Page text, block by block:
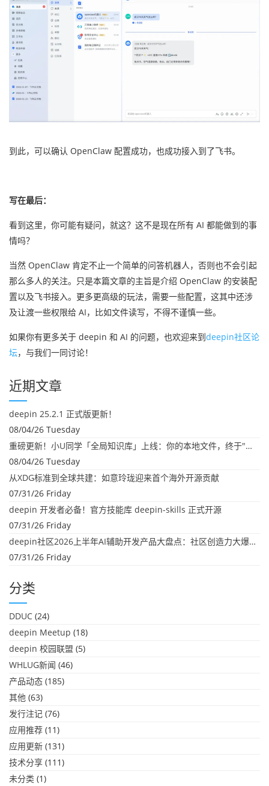
到此，可以确认 OpenClaw 配置成功，也成功接入到了飞书。
写在最后：
看到这里，你可能有疑问，就这？这不是现在所有 AI 都能做到的事
情吗？
当然 OpenClaw 肯定不止一个简单的问答机器人，否则也不会引起
那么多人的关注。只是本篇文章的主旨是介绍 OpenClaw 的安装配
置以及飞书接入。更多更高级的玩法，需要一些配置，这其中还涉
及让渡一些权限给 AI，比如文件读写，不得不谨慎一些。
如果你有更多关于 deepin 和 AI 的问题，也欢迎来到deepin社区论
坛，与我们一同讨论！
近期文章
deepin 25.2.1 正式版更新！
08/04/26 Tuesday
重磅更新！小U同学「全局知识库」上线：你的本地文件，终于"活"起来了
08/04/26 Tuesday
从XDG标准到全球共建：如意玲珑迎来首个海外开源贡献
07/31/26 Friday
deepin 开发者必备！官方技能库 deepin-skills 正式开源
07/31/26 Friday
deepin社区2026上半年AI辅助开发产品大盘点：社区创造力大爆发！
07/31/26 Friday
分类
DDUC (24)
deepin Meetup (18)
deepin 校园联盟 (5)
WHLUG新闻 (46)
产品动态 (185)
其他 (63)
发行注记 (76)
应用推荐 (11)
应用更新 (131)
技术分享 (111)
未分类 (1)